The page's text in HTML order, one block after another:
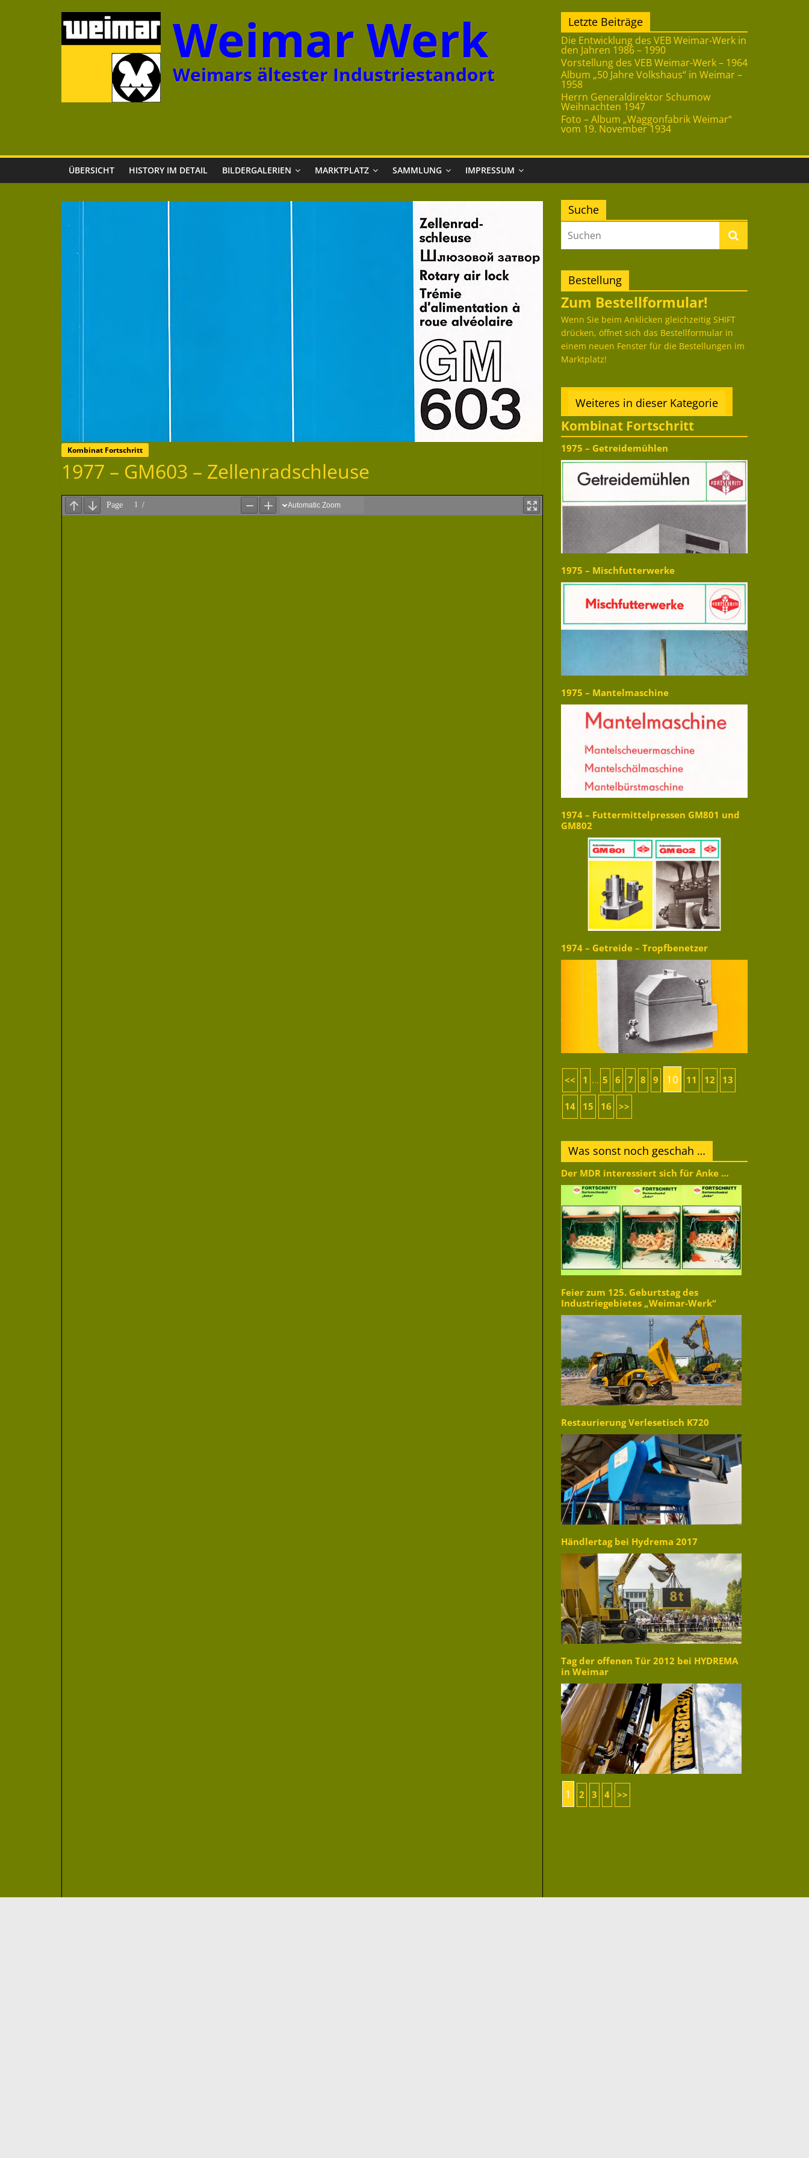
Weimar Werk
Weimars ältester Industriestandort
Letzte Beiträge
Die Entwicklung des VEB Weimar-Werk in
den Jahren 1986 – 1990
Vorstellung des VEB Weimar-Werk – 1964
Album „50 Jahre Volkshaus“ in Weimar –
1958
Herrn Generaldirektor Schumow
Weihnachten 1947
Foto – Album „Waggonfabrik Weimar“
vom 19. November 1934
ÜBERSICHT HISTORY IM DETAIL BILDERGALERIEN MARKTPLATZ SAMMLUNG IMPRESSUM
Kombinat Fortschritt
1977 – GM603 – Zellenradschleuse
Suche
Bestellung
Zum Bestellformular!
Wenn Sie beim Anklicken gleichzeitig SHIFT
drücken, öffnet sich das Bestellformular in
einem neuen Fenster für die Bestellungen im
Marktplatz!
Weiteres in dieser Kategorie
Kombinat Fortschritt
1975 – Getreidemühlen
1975 – Mischfutterwerke
1975 – Mantelmaschine
1974 – Futtermittelpressen GM801 und
GM802
1974 – Getreide – Tropfbenetzer
<< 1 ... 5 6 7 8 9 10 11 12 13
14 15 16 >>
Was sonst noch geschah …
Der MDR interessiert sich für Anke …
Feier zum 125. Geburtstag des
Industriegebietes „Weimar-Werk“
Restaurierung Verlesetisch K720
Händlertag bei Hydrema 2017
Tag der offenen Tür 2012 bei HYDREMA
in Weimar
1 2 3 4 >>